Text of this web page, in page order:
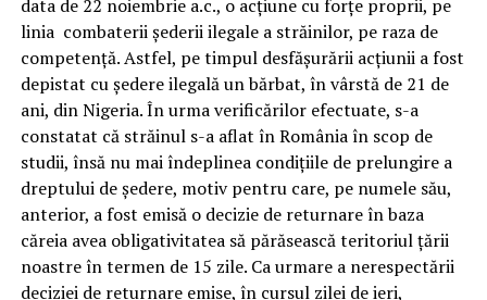
data de 22 noiembrie a.c., o acțiune cu forțe proprii, pe
linia combaterii șederii ilegale a străinilor, pe raza de
competență. Astfel, pe timpul desfăşurării acţiunii a fost
depistat cu ședere ilegală un bărbat, în vârstă de 21 de
ani, din Nigeria. În urma verificărilor efectuate, s-a
constatat că străinul s-a aflat în România în scop de
studii, însă nu mai îndeplinea condițiile de prelungire a
dreptului de ședere, motiv pentru care, pe numele său,
anterior, a fost emisă o decizie de returnare în baza
căreia avea obligativitatea să părăsească teritoriul țării
noastre în termen de 15 zile. Ca urmare a nerespectării
deciziei de returnare emise, în cursul zilei de ieri,